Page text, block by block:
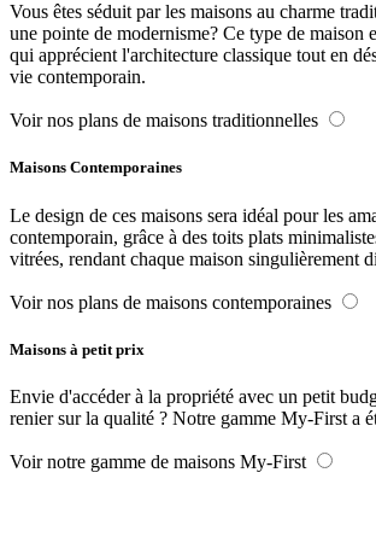
Vous êtes séduit par les maisons au charme
une pointe de modernisme? Ce type de maison
qui apprécient l'architecture classique tout en
vie contemporain.
Voir nos plans de maisons traditionnelles
Maisons Contemporaines
Le design de ces maisons sera idéal pour les
contemporain, grâce à des toits plats
vitrées, rendant chaque maison singulièrement
Voir nos plans de maisons contemporaines
Maisons à petit prix
Envie d'accéder à la propriété avec un petit
renier sur la qualité ? Notre gamme My-First a
Voir notre gamme de maisons My-First